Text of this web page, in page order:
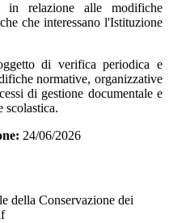
in relazione alle modifiche
che interessano l'Istituzione
di verifica periodica e
normative, organizzative
di gestione documentale e
scolastica.
24/06/2026
della Conservazione dei